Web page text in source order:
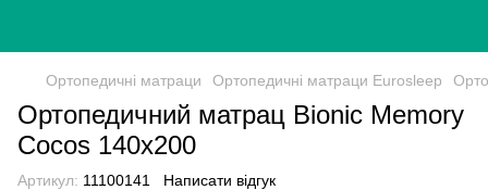
Ортопедичні матраци Ортопедичні матраци Eurosleep
Ортопедичний матрац Bionic Memory
Cocos 140х200
Артикул: 11100141 Написати відгук